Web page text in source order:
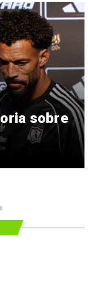
sobre